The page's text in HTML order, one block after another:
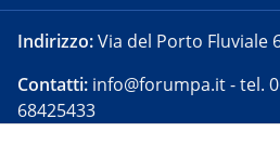
Indirizzo:Via del Porto Fluviale
Contatti: info@forumpa.it- tel.
68425433